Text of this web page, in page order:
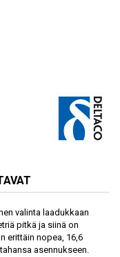
valinta laadukkaan
pitkä ja siinä on
erittäin nopea, 16,6
asennukseen.